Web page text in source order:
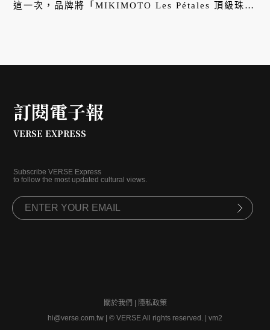
這一次，品牌將「MIKIMOTO Les Pétales 頂級珠寶
訂閱電子報
VERSE EXPRESS
Subscribe VERSE Express
to follow the most updated cultural views.
關於我們
隱私政策
hi@verse.com.tw
© VERSE All rights reserved. | vm2